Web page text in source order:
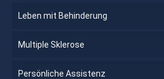
Leben mit Behinderung
Multiple Sklerose
Persönliche Assistenz